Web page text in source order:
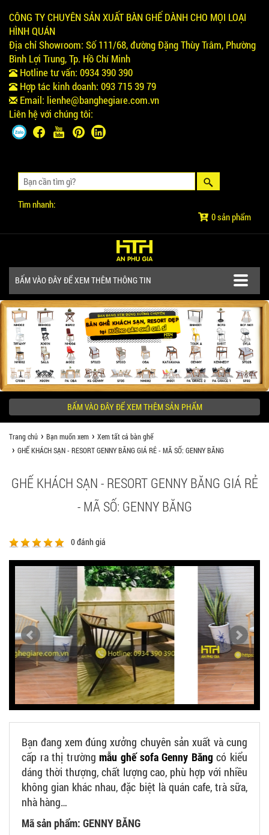
CÔNG TY CHUYÊN SẢN XUẤT BÀN GHẾ DÀNH CHO MỌI LOẠI
HÌNH QUÁN
Địa chỉ Showroom: Số 111/68, đường Đặng Thùy Trâm, Phường
Bình Lợi Trung, Tp. Hồ Chí Minh
Hotline tư vấn: 0934 390 390
Hợp tác kinh doanh: 093 715 39 79
Email: lienhe@banghegiare.com.vn
Liên hệ với chúng tôi:
Tìm nhanh:
0 sản phẩm
BẤM VÀO ĐÂY ĐỂ XEM THÊM THÔNG TIN
SẢN PHẨM
CÔNG TRÌNH
KHÁCH HÀNG NÊN BIẾT
BẤM VÀO ĐÂY ĐỂ XEM THÊM SẢN PHẨM
Trang chủ Bạn muốn xem
Xem tất cả bàn ghế
GHẾ KHÁCH SẠN - RESORT GENNY BĂNG GIÁ RẺ - MÃ SỐ: GENNY BĂNG
GHẾ KHÁCH SẠN - RESORT GENNY BĂNG GIÁ RẺ
- MÃ SỐ: GENNY BĂNG
0đánh giá
Bạn đang xem đúng xưởng chuyên sản xuất và cung
cấp ra thị trườngmẫu ghế sofa Genny Băng có kiểu
dáng thời thượng, chất lượng cao, phù hợp với nhiều
không gian khác nhau, đặc biệt là quán cafe, trà sữa,
nhà hàng…
Mã sản phẩm: GENNY BĂNG